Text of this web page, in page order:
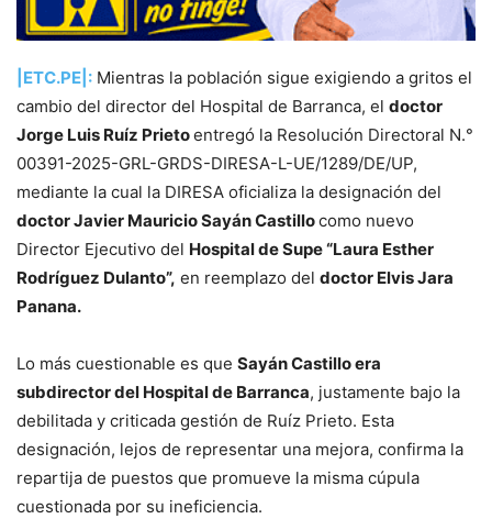
|ETC.PE|: Mientras la población sigue exigiendo a gritos el
cambio del director del Hospital de Barranca, el doctor
Jorge Luis Ruíz Prietoentregó la Resolución Directoral N.°
00391-2025-GRL-GRDS-DIRESA-L-UE/1289/DE/UP,
mediante la cual la DIRESA oficializa la designación del
doctor Javier Mauricio Sayán Castillocomo nuevo
Director Ejecutivo del Hospital de Supe “Laura Esther
Rodríguez Dulanto”, en reemplazo del doctor Elvis Jara
Panana.
Lo más cuestionable es que Sayán Castillo era
subdirector del Hospital de Barranca, justamente bajo la
debilitada y criticada gestión de Ruíz Prieto. Esta
designación, lejos de representar una mejora, confirma la
repartija de puestos que promueve la misma cúpula
cuestionada por su ineficiencia.